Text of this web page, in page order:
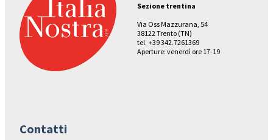
Sezione trentina
Via Oss Mazzurana, 54
38122 Trento (TN)
tel. +39 342.7261369
Aperture: venerdì ore 17-19
Contatti